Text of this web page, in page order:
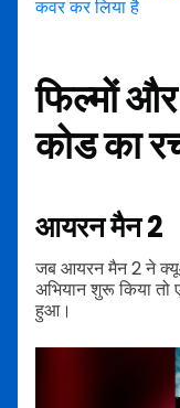
कवर कर लिया है
फिल्मों
कोड का
आयरन मैन 2
जब आयरन मैन 2 ने
अभियान शुरू किया तो
हुआ।